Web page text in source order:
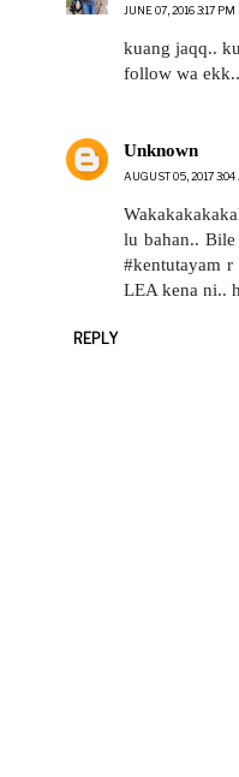
JUNE 07, 2016 3:17 PM
kuang jaqq..
follow wa
Unknown
AUGUST 05, 2017 3:04
lu bahan.. Bile
#kentutayam r
LEA kena ni..
REPLY